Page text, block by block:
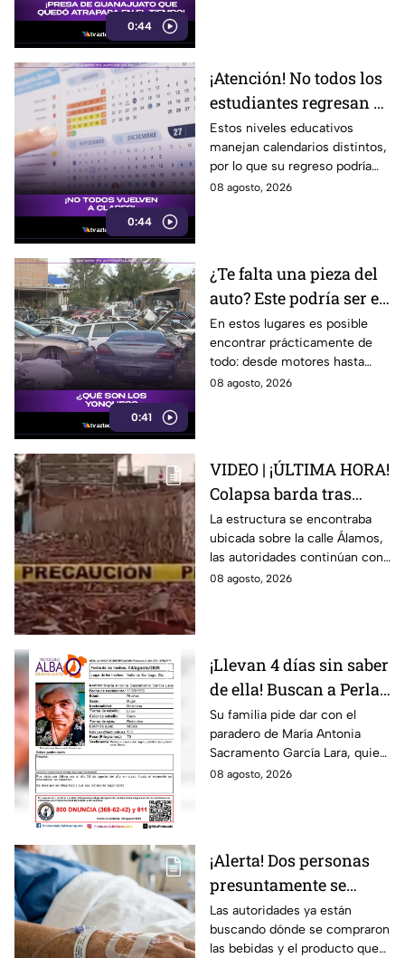
0:44
0:44
¡Atención! No todos los
estudiantes regresan a
clases; este es el
calendario escolar
2026-2027; ¿afectará a
Guanajuato?
Estos niveles educativos
manejan calendarios distintos,
por lo que su regreso podría
ser antes o después.
08 agosto, 2026
0:41
¿Te falta una pieza del
auto? Este podría ser el
lugar ideal para los
automovilistas
En estos lugares es posible
encontrar prácticamente de
todo: desde motores hasta
transmisores.
08 agosto, 2026
VIDEO | ¡ÚLTIMA HORA!
Colapsa barda tras
intensa lluvia en León;
¿hay personas
lesionadas?
La estructura se encontraba
ubicada sobre la calle Álamos,
las autoridades continúan con
las investigaciones.
08 agosto, 2026
¡Llevan 4 días sin saber
de ella! Buscan a Perla
Alejandra Martín del
Campo Medina,
desaparecida en
Guanajuato
Su familia pide dar con el
paradero de María Antonia
Sacramento García Lara, quien
fue vista por última vez el 4 de
08 agosto, 2026
¡Alerta! Dos personas
presuntamente se
encuentran delicadas
por ingerir bebidas
Las autoridades ya están
buscando dónde se compraron
las bebidas y el producto que